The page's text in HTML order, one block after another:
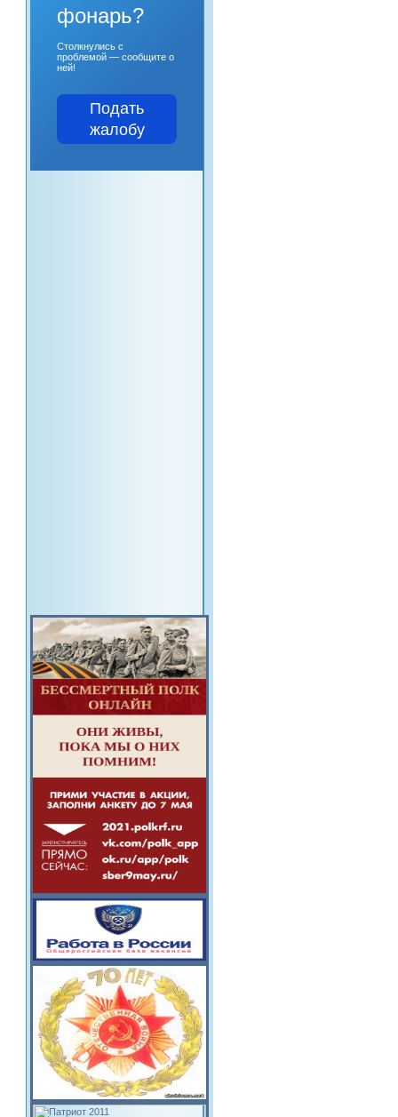
фонарь?
Столкнулись с
проблемой — сообщите о
ней!
Подать
жалобу